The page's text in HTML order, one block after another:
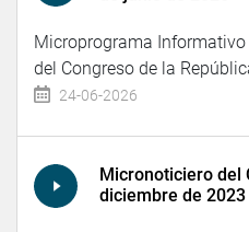
Microprograma
del Congreso de la
24-06-2026
Micronoticiero del
diciembre de 2023